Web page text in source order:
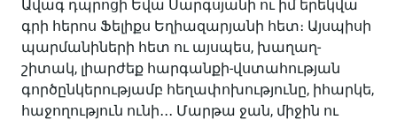
Ավագ դպրոցի Եվա Սարգսյանի ու իմ երեկվա
գրի հերոս Ֆելիքս Եղիազարյանի հետ։ Այսպիսի
պարմանիների հետ ու այսպես, խաղաղ-
շիտակ, լիարժեք հարգանքի-վստահության
գործընկերությամբ հեղափոխությունը, իհարկե,
հաջողություն ունի․․․ Մարթա ջան, միջին ու